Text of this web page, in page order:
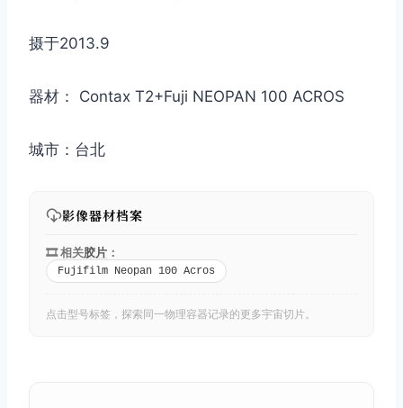
摄于2013.9
器材： Contax T2+Fuji NEOPAN 100 ACROS
城市：台北
影像器材档案
🎞️ 相关胶片 ：
Fujifilm Neopan 100 Acros
点击型号标签，探索同一物理容器记录的更多宇宙切片。